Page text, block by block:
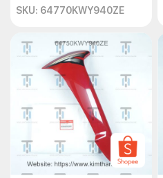
SKU: 64770KWY940ZE